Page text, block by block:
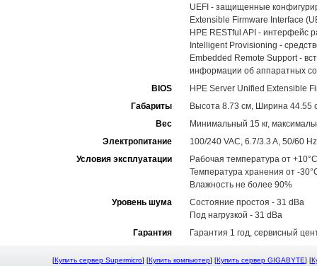
UEFI - защищенные
Extensible Firmware Interface
HPE RESTful API - интерфейс
Intelligent Provisioning -
Embedded Remote Support -
информации об аппаратных
BIOS
HPE Server Unified Extensible
Габариты
Высота 8.73 см, Ширина 44.55
Вес
Минимальный 15 кг,
Электропитание
100/240 VAC, 6.7/3.3 A, 50/60 Hz
Условия эксплуатации
Рабочая температура от
Температура хранения от -
Влажность не более 90%
Уровень шума
Состояние простоя - 31 dBa
Под нагрузкой - 31 dBa
Гарантия
Гарантия 1 год, сервисный
[Купить сервер Supermicro] [Купить компьютер] [Купить сервер GIGABYTE] [